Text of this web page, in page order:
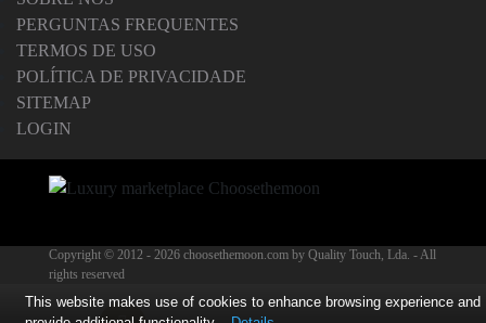
PERGUNTAS FREQUENTES
TERMOS DE USO
POLÍTICA DE PRIVACIDADE
SITEMAP
LOGIN
Copyright © 2012 - 2026 choosethemoon.com by Quality Touch, Lda. - All
rights reserved
This website makes use of cookies to enhance browsing experience and